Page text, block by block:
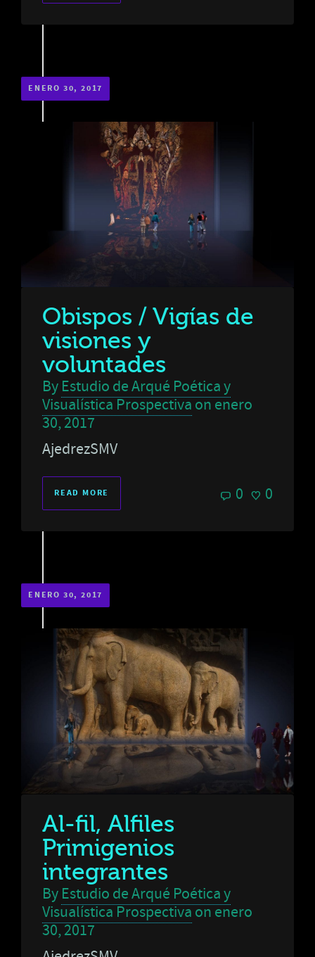
ENERO 30, 2017
Obispos / Vigías de
visiones y
voluntades
By Estudio de Arqué Poética y
Visualística Prospectiva on enero
30, 2017
AjedrezSMV
READ MORE 0 0
ENERO 30, 2017
Al-fil, Alfiles
Primigenios
integrantes
By Estudio de Arqué Poética y
Visualística Prospectiva on enero
30, 2017